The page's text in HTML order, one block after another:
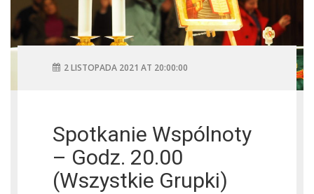
2 LISTOPADA 2021 AT 20:00:00
Spotkanie Wspólnoty
– Godz. 20.00
(wszystkie Grupki)